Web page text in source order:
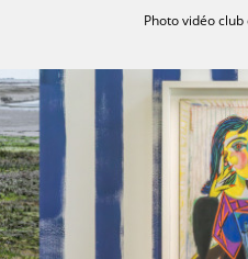
Photo vidéo